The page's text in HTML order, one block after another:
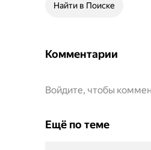
Найти в Поиске
Комментарии
Войдите, чтобы
Ещё по теме